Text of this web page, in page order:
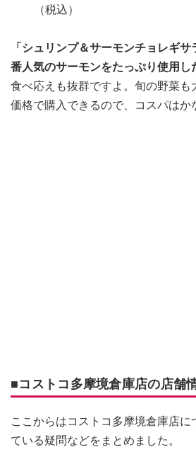
（税込）
「シュリンプ＆サーモンチョレギ
番人気のサーモンをたっぷり使用し
食べ応えも抜群ですよ。旬の野菜も
価格で購入できるので、コスパはか
■コストコ多摩境倉庫店の店舗
ここからはコストコ多摩境倉庫店
ている疑問などをまとめました。